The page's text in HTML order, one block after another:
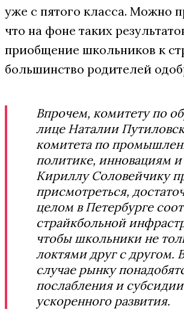
уже с пятого класса. Можно
что на фоне таких
приобщение школьников к
большинство родителей
Впрочем, комитету по
лице Наталии
комитета по
политике, инновациям и
Кириллу Соловейчику
присмотреться,
целом в Петербурге
страйкбольной
чтобы школьники не
локтями друг с другом.
случае рынку
послабления и
ускоренного развития.